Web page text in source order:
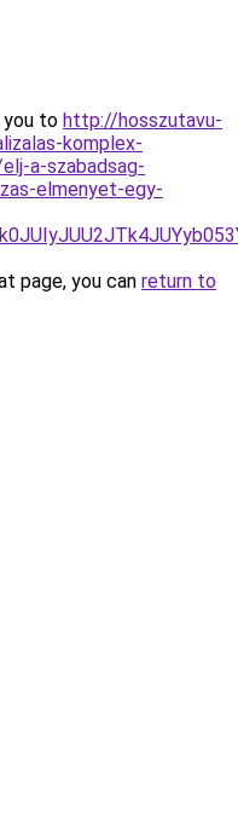
you to http://hosszutavu-
komplex-
a-szabadsag-
elmenyet-egy-
page, you can return to